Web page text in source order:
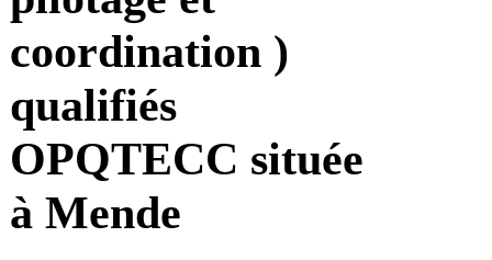
coordination )
qualifiés
OPQTECC située
à Mende